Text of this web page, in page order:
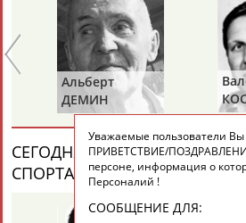
24 персон из 13181
ЕЩЁ
ТАБЛО АКТИВНОСТИ
ЦЕЛИ ПРОЕКТА КОНТАКТЫ
Альберт
ДЕМИН
СЕГОДНЯ ДЕНЬ ПАМЯТИ У
СПОРТА (7 ПЕРСОНАЛИЙ)
Уважаемые пользователи
ПРИВЕТСТВИЕ/
персоне, информация о
Персоналий !
СООБЩЕНИЕ ДЛЯ: